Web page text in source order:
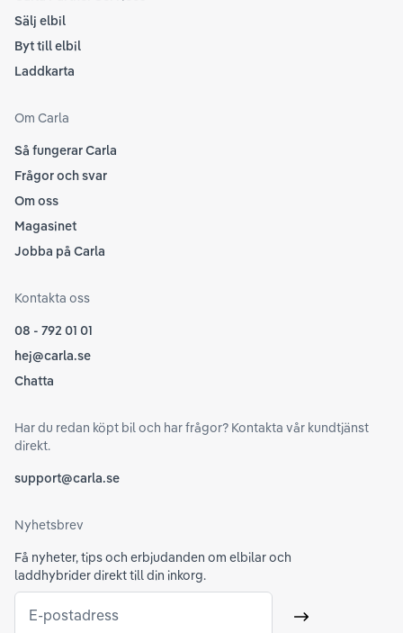
Sälj elbil
Byt till elbil
Laddkarta
Om Carla
Så fungerar Carla
Frågor och svar
Om oss
Magasinet
Jobba på Carla
Kontakta oss
08 - 792 01 01
hej@carla.se
Chatta
Har du redan köpt bil och har frågor? Kontakta vår kundtjänst
direkt.
support@carla.se
Nyhetsbrev
Få nyheter, tips och erbjudanden om elbilar och
laddhybrider direkt till din inkorg.
E-postadress Skicka